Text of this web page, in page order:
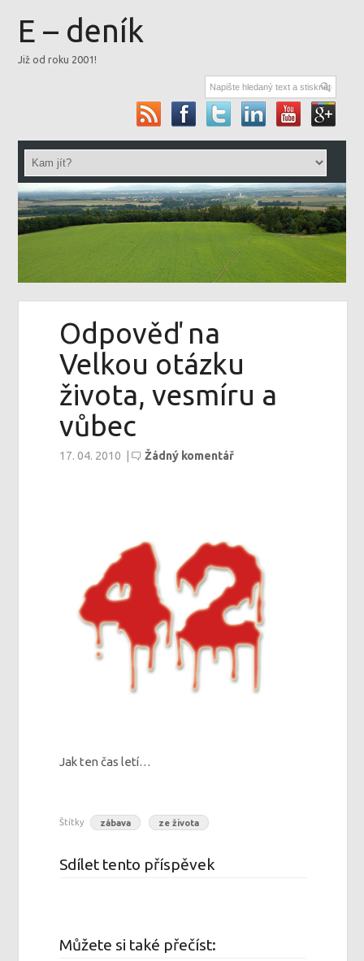
E – deník
Již od roku 2001!
Odpověď na
Velkou otázku
života, vesmíru a
vůbec
17. 04. 2010 | Žádný komentář
Jak ten čas letí…
Štítky zábava ze života
Sdílet tento příspěvek
Můžete si také přečíst: